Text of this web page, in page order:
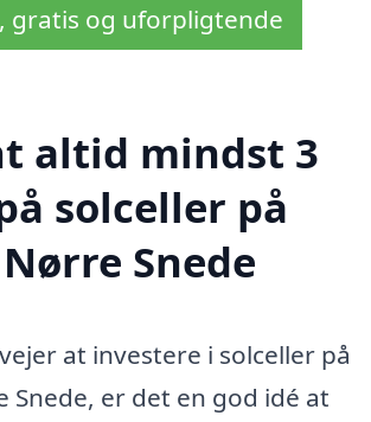
gratis og uforpligtende
altid mindst 3
solceller på
Snede
at investere i solceller på
Snede, er det en god idé at